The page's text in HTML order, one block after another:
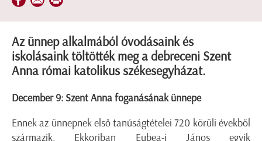
Az ünnep alkalmából óvodásaink és
iskolásaink töltötték meg a debreceni Szent
Anna római katolikus székesegyházat.
December 9: Szent Anna foganásának ünnepe
Ennek az ünnepnek első tanúságtételei 720 körüli évekből
származik. Ekkoriban Eubea-i János egyik